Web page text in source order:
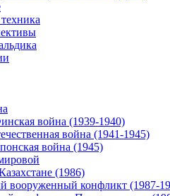
война (1939-1940)
война (1941-1945)
война (1945)
(1986)
вооруженный конфликт (1987-